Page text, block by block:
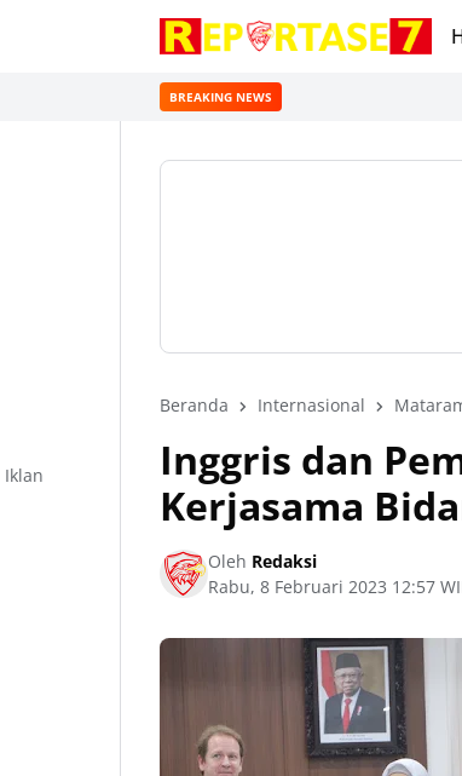
BREAKING NEWS
Beranda Internasional
Inggris dan
Kerjasama
Oleh Redaksi
Rabu, 8 Februari 2023 12:57
Iklan